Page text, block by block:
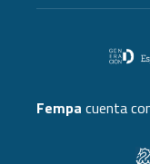
Fempa cuenta